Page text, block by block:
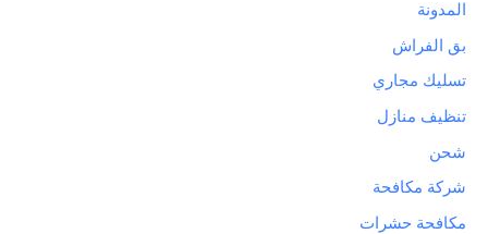
المدونة
بق الفراش
تسليك مجاري
تنظيف منازل
شحن
شركة مكافحة
مكافحة حشرات